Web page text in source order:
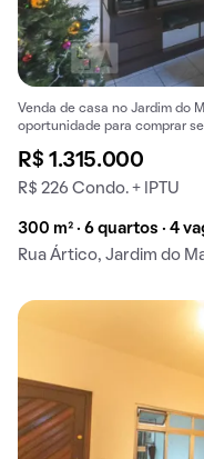
Venda de casa no Jardim do
oportunidade para comprar
R$ 1.315.000
R$ 226 Condo. + IPTU
300 m² · 6 quartos · 4
Rua Ártico, Jardim do